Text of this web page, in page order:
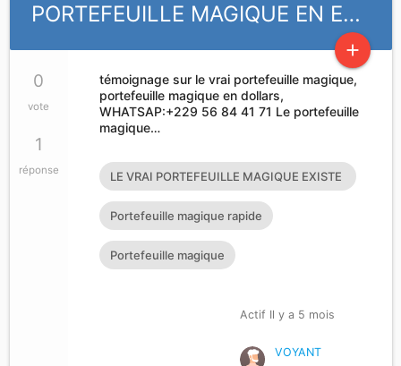
PORTEFEUILLE MAGIQUE EN E…
add
0
vote
1
réponse
témoignage sur le vrai portefeuille magique,
portefeuille magique en dollars,
WHATSAP:+229 56 84 41 71 Le portefeuille
magique…
LE VRAI PORTEFEUILLE MAGIQUE EXISTE
T’IL?
Portefeuille magique rapide
Portefeuille magique
Actif Il y a 5 mois
VOYANT